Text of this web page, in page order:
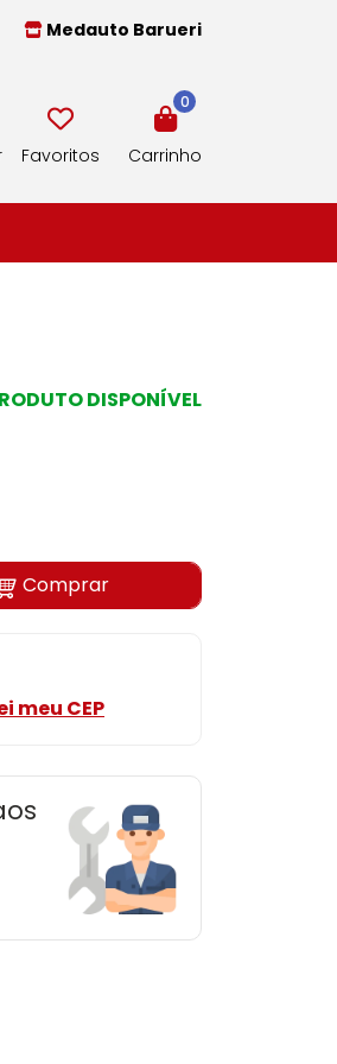
Medauto Barueri
Favoritos
0
Carrinho
DISPONÍVEL
Comprar
meu CEP